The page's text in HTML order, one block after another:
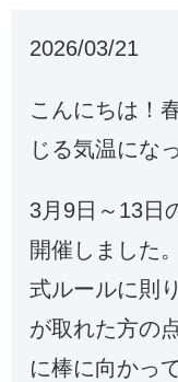
2026/03/21
こんにちは！
じる気温にな
3月9日～13日
開催しました
式ルールに則
が取れた方の
に棒に向かっ